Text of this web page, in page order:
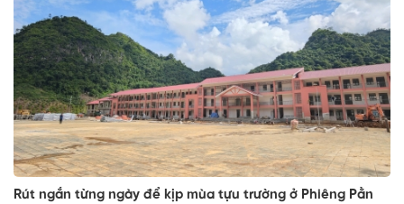
Rút ngắn từng ngày để kịp mùa tựu trường ở Phiêng Pằn